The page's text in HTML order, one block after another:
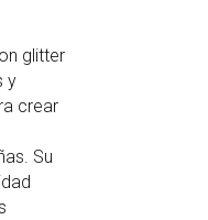
glitter
y
crear
Su